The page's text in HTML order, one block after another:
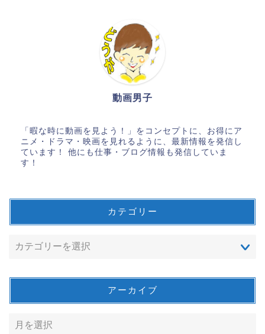
動画男子
「暇な時に動画を見よう！」をコンセプトに、お得にア
ニメ・ドラマ・映画を見れるように、最新情報を発信し
ています！ 他にも仕事・ブログ情報も発信していま
す！
カテゴリー
アーカイブ